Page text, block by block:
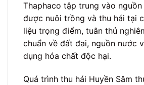
Thaphaco tập trung vào nguồn
được nuôi trồng và thu hái tại
liệu trọng điểm, tuân thủ
chuẩn về đất đai, nguồn nước
dụng hóa chất độc hại.
Quá trình thu hái Huyền Sâm